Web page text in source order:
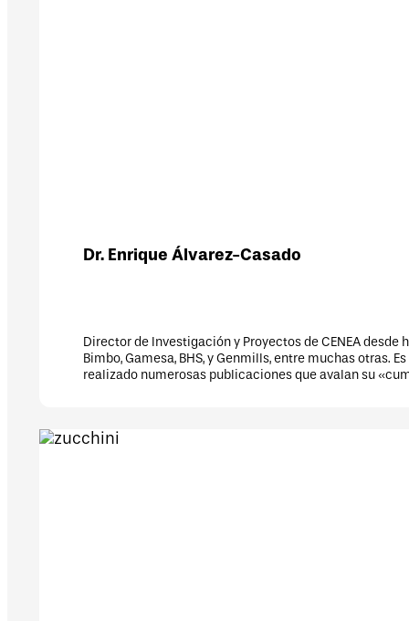
grandes empresas multinacionales como Amazon, Ikea,
que formó parte de su tesis Doctoral y de la cual se han